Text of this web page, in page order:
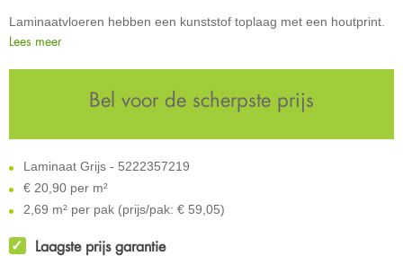
Laminaatvloeren hebben een kunststof toplaag met een houtprint.
Lees meer
Bel voor de scherpste prijs
Laminaat Grijs - 5222357219
€ 20,90 per m²
2,69 m² per pak (prijs/pak: € 59,05)
Laagste prijs garantie